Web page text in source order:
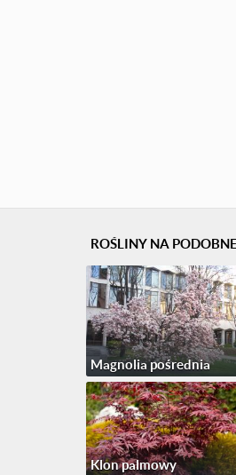
ROŚLINY NA
Magnolia pośrednia
Klon palmowy